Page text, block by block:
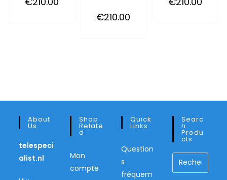
€210.00
About
Us
telespeci
alist.nl
Shop
Relate
D
Mon
compte
Quick
Links
Question
s
fréquem
Searc
H
Produ
Cts